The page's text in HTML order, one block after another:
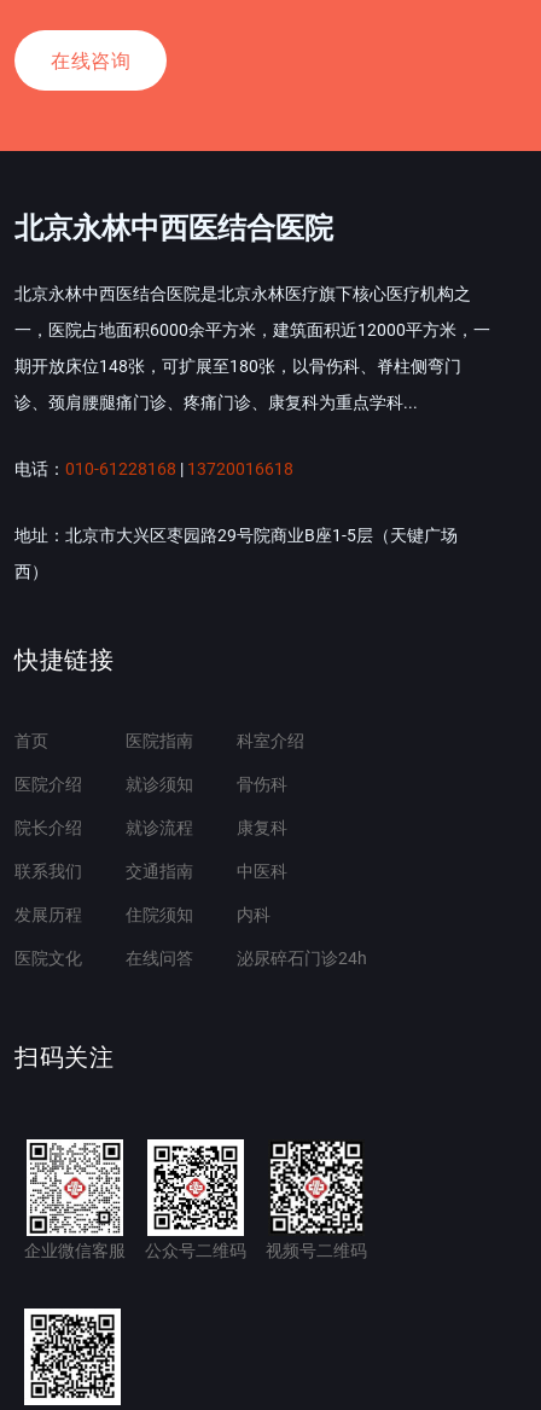
在线咨询
北京永林中西医结合医院
北京永林中西医结合医院是北京永林医疗旗下核心医疗机构之
一，医院占地面积6000余平方米，建筑面积近12000平方米，一
期开放床位148张，可扩展至180张，以骨伤科、脊柱侧弯门
诊、颈肩腰腿痛门诊、疼痛门诊、康复科为重点学科...
电话： 010-61228168 | 13720016618
地址：北京市大兴区枣园路29号院商业B座1-5层（天键广场
西）
快捷链接
首页
医院介绍
院长介绍
联系我们
发展历程
医院文化
医院指南
就诊须知
就诊流程
交通指南
住院须知
在线问答
科室介绍
骨伤科
康复科
中医科
内科
泌尿碎石门诊24h
扫码关注
企业微信客服 公众号二维码 视频号二维码